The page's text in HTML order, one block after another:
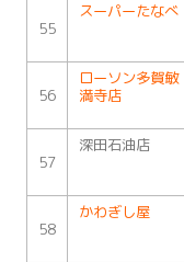
55
スーパーたなべ
56
ローソン多賀敏
満寺店
57
深田石油店
58
かわぎし屋